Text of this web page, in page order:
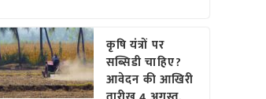
कृषि यंत्रों पर
सब्सिडी चाहिए?
आवेदन की आखिरी